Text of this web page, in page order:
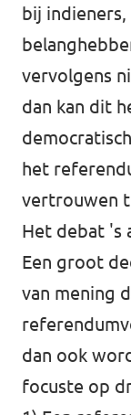
bij
vervolgens
dan kan dit
het
vertrouwen
Het debat 's
Een groot
van mening
dan ook
focuste op